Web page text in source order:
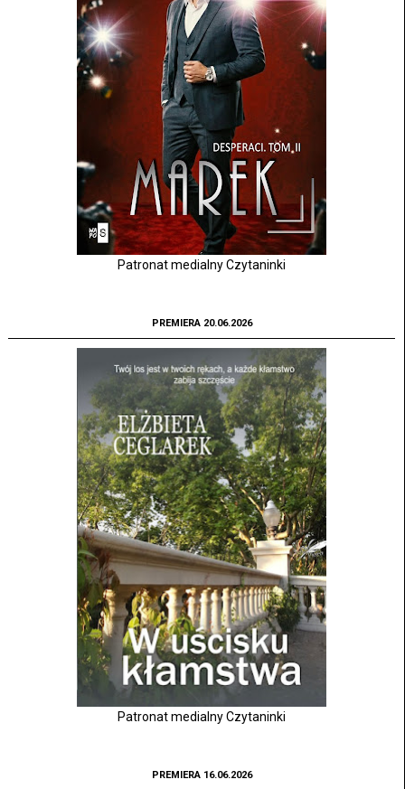
Patronat medialny Czytaninki
PREMIERA 20.06.2026
Patronat medialny Czytaninki
PREMIERA 16.06.2026